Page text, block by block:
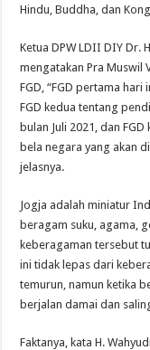
Hindu, Buddha, dan
Ketua DPW LDII DIY Dr.
mengatakan Pra Muswil
FGD, “FGD pertama
FGD kedua tentang
bulan Juli 2021, dan
bela negara yang akan
jelasnya.
Jogja adalah miniatur
beragam suku, agama,
keberagaman tersebut
ini tidak lepas dari
temurun, namun ketika
berjalan damai dan
Faktanya, kata H.